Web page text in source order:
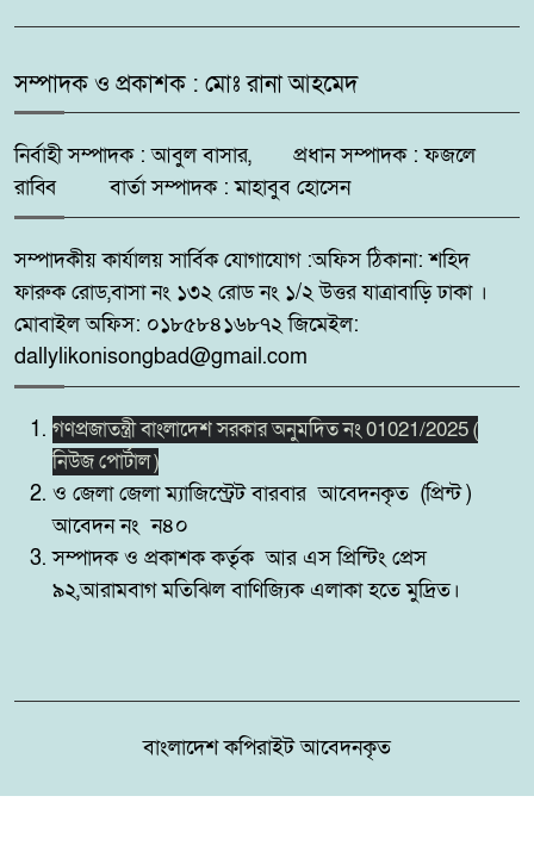
গঙ্গাচড়া থানায় মামলা না নেওয়ার
দাবিতে সংবাদ সম্মেলন
দুমকির আঙ্গারিয়ায় চেয়ারম্যান প্রার্থী
দেলোয়ার খানের মতবিনিময় সভা
৭
কুষ্টিয়ায় ‘ভিলেজ বয়েজ ক্লাব’র
উদ্যোগে মাদকবিরোধী ও
সচেতনতামূলক মিনি ফুটবল টুর্নামেন্ট
২০২৬ অনুষ্ঠিত
৮
সিলেট রেঞ্জের মধ্যে শ্রেষ্ট অফিসার
হিসেবে সম্মাননাপত্র গ্রহন করেন দিরাই
থানার ওসি মোঃ আমিনুল ইসলাম
৯
মদনে প্রশাসনের অভিযানে নিষিদ্ধ
বেড়জাল ও চায়না জাল পুড়িয়ে ধ্বংস,
১০
সম্পাদক ও প্রকাশক : মোঃ রানা আহমেদ
নির্বাহী সম্পাদক : আবুল বাসার, প্রধান সম্পাদক : ফজলে
রাব্বি বার্তা সম্পাদক : মাহাবুব হোসেন
সম্পাদকীয় কার্যালয় সার্বিক যোগাযোগ :অফিস ঠিকানা: শহিদ
ফারুক রোড,বাসা নং ১৩২ রোড নং ১/২ উত্তর যাত্রাবাড়ি ঢাকা ।
মোবাইল অফিস: ০১৮৫৮৪১৬৮৭২ জিমেইল:
dallylikonisongbad@gmail.com
গণপ্রজাতন্ত্রী বাংলাদেশ সরকার অনুমদিত নং 01021/2025 (
নিউজ পোর্টাল )
ও জেলা জেলা ম্যাজিস্ট্রেট বারবার আবেদনকৃত (প্রিন্ট )
আবেদন নং ন৪০
সম্পাদক ও প্রকাশক কর্তৃক আর এস প্রিন্টিং প্রেস
৯২,আরামবাগ মতিঝিল বাণিজ্যিক এলাকা হতে মুদ্রিত।
বাংলাদেশ কপিরাইট আবেদনকৃত